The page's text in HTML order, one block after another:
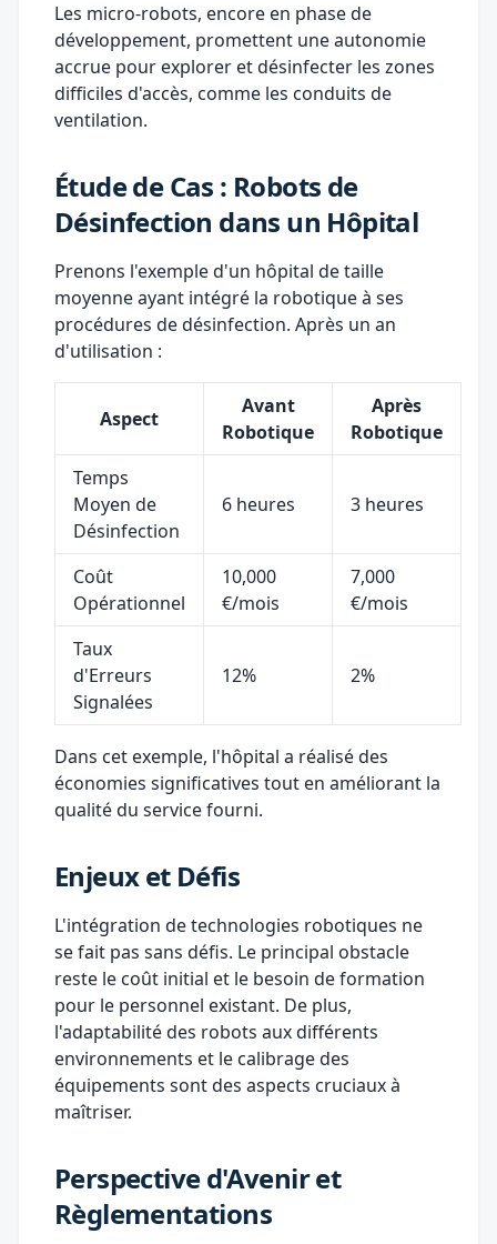
Les micro-robots, encore en phase de
développement, promettent une autonomie
accrue pour explorer et désinfecter les zones
difficiles d'accès, comme les conduits de
ventilation.
Étude de Cas : Robots de
Désinfection dans un Hôpital
Prenons l'exemple d'un hôpital de taille
moyenne ayant intégré la robotique à ses
procédures de désinfection. Après un an
d'utilisation :
Aspect
Avant
Robotique
Après
Robotique
Temps
Moyen de
Désinfection
6 heures 3 heures
Coût
Opérationnel
10,000
€/mois
7,000
€/mois
Taux
d'Erreurs
Signalées
12% 2%
Dans cet exemple, l'hôpital a réalisé des
économies significatives tout en améliorant la
qualité du service fourni.
Enjeux et Défis
L'intégration de technologies robotiques ne
se fait pas sans défis. Le principal obstacle
reste le coût initial et le besoin de formation
pour le personnel existant. De plus,
l'adaptabilité des robots aux différents
environnements et le calibrage des
équipements sont des aspects cruciaux à
maîtriser.
Perspective d'Avenir et
Règlementations